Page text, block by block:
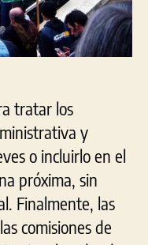
tratar los
y
o incluirlo en el
próxima, sin
Finalmente, las
comisiones de